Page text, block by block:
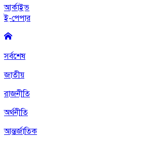
আর্কাইভ
ই-পেপার
সর্বশেষ
জাতীয়
রাজনীতি
অর্থনীতি
আন্তর্জাতিক